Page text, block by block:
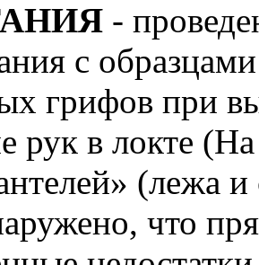
-
с
грифов при
рук в локте
(лежа и
что